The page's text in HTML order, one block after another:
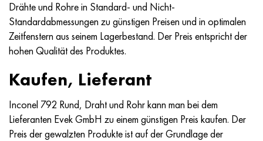
Drähte und Rohre in Standard- und Nicht-
Standardabmessungen zu günstigen Preisen und in optimalen
Zeitfenstern aus seinem Lagerbestand. Der Preis entspricht der
hohen Qualität des Produktes.
Kaufen, Lieferant
Inconel 792 Rund, Draht und Rohr kann man bei dem
Lieferanten Evek GmbH zu einem günstigen Preis kaufen. Der
Preis der gewalzten Produkte ist auf der Grundlage der
MP159
Multimet n155
Nitronic 40
56DGNH
68NHVKTYU
80NMV-VI
HN73MBTYU
HN70YU
HN77TYU
5B
TL5
Titan 14
1.4567 - aisi 304Cu
1.4570 - aisi303Cu
1.4597 - aisi 204Cu
15H16N2АМ
18H11МNFB
20H3MVF
30H, aisi 5130, 30h
30HGS, 30hgs
30HN2MA, 30CrNiMo8